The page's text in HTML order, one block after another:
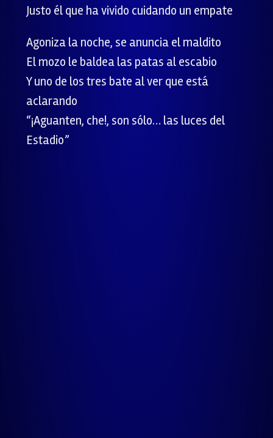
Justo él que ha vivido cuidando un empate
Agoniza la noche, se anuncia el maldito
El mozo le baldea las patas al escabio
Y uno de los tres bate al ver que está
aclarando
“¡Aguanten, che!, son sólo… las luces del
Estadio”